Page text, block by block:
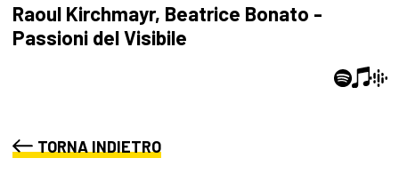
Raoul Kirchmayr, Beatrice Bonato -
Passioni del Visibile
TORNA INDIETRO